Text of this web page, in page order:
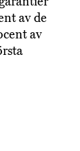
av de
av